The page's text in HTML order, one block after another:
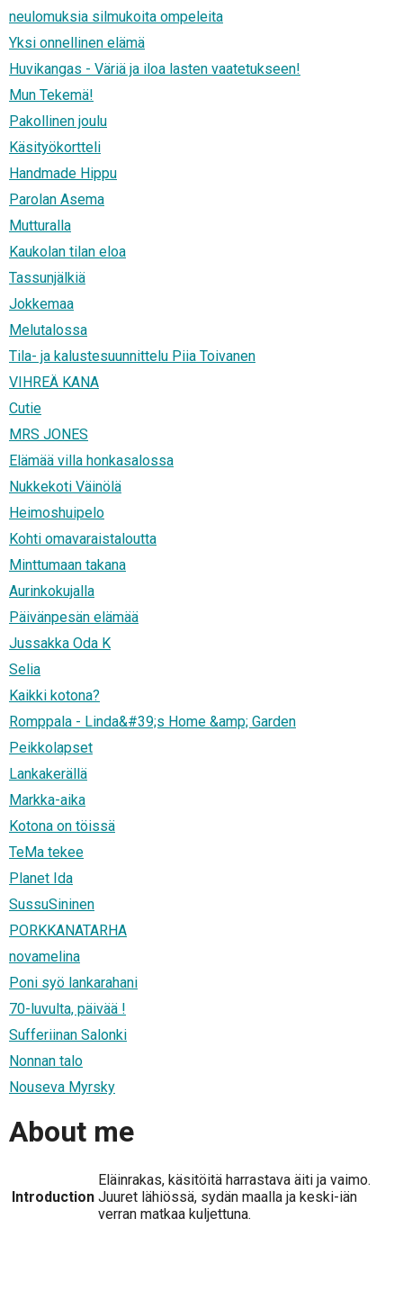
neulomuksia silmukoita ompeleita
Yksi onnellinen elämä
Huvikangas - Väriä ja iloa lasten vaatetukseen!
Mun Tekemä!
Pakollinen joulu
Käsityökortteli
Handmade Hippu
Parolan Asema
Mutturalla
Kaukolan tilan eloa
Tassunjälkiä
Jokkemaa
Melutalossa
Tila- ja kalustesuunnittelu Piia Toivanen
VIHREÄ KANA
Cutie
MRS JONES
Elämää villa honkasalossa
Nukkekoti Väinölä
Heimoshuipelo
Kohti omavaraistaloutta
Minttumaan takana
Aurinkokujalla
Päivänpesän elämää
Jussakka Oda K
Selia
Kaikki kotona?
Romppala - Linda&#39;s Home &amp; Garden
Peikkolapset
Lankakerällä
Markka-aika
Kotona on töissä
TeMa tekee
Planet Ida
SussuSininen
PORKKANATARHA
novamelina
Poni syö lankarahani
70-luvulta, päivää !
Sufferiinan Salonki
Nonnan talo
Nouseva Myrsky
About me
Introduction
Eläinrakas, käsitöitä harrastava äiti ja vaimo.
Juuret lähiössä, sydän maalla ja keski-iän
verran matkaa kuljettuna.